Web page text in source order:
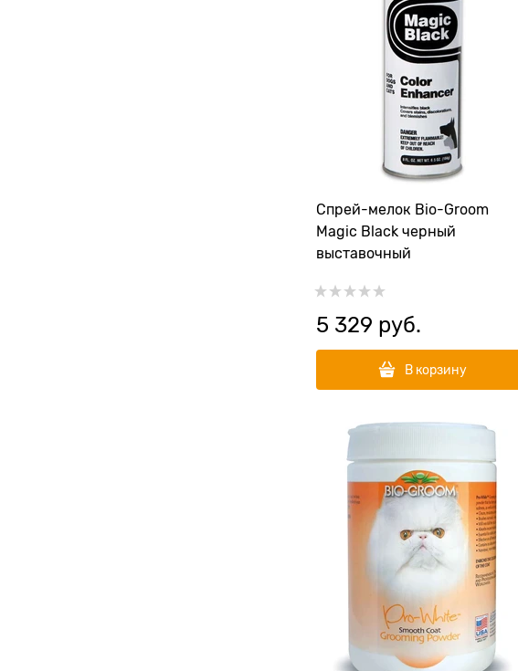
Спрей-мелок Bio-Groom
Magic Black черный
выставочный
5 329 руб.
В корзину